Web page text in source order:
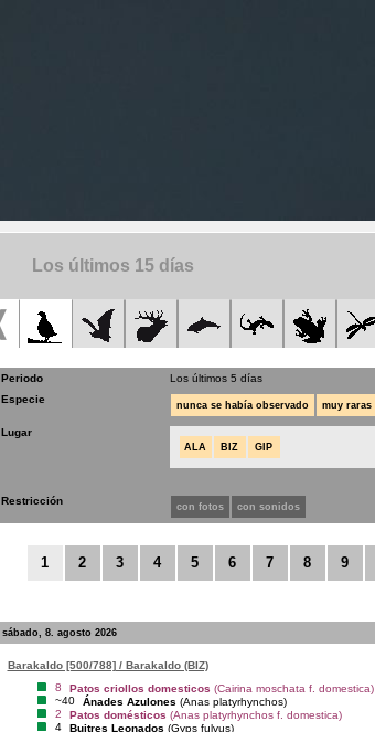
Los últimos 15 días
Periodo
Los últimos 5 días
Especie
nunca se había observado muy raras
Lugar
ALA BIZ GIP
Restricción con fotos con sonidos
1 2 3 4 5 6 7 8 9
sábado, 8. agosto 2026
Barakaldo [500/788] / Barakaldo (BIZ)
8
Patos criollos domesticos (Cairina moschata f. domestica)
~40
Ánades Azulones (Anas platyrhynchos)
2
Patos domésticos (Anas platyrhynchos f. domestica)
4
Buitres Leonados (Gyps fulvus)